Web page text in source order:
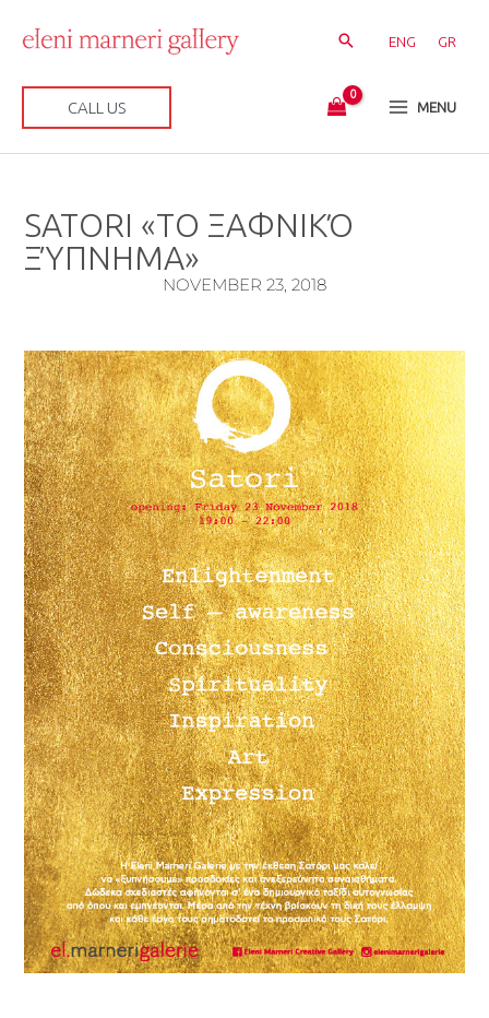
content
ENG GR
CALL US MENU
SATORI «ΤΟ ΞΑΦΝΙΚΌ
ΞΎΠΝΗΜΑ»
NOVEMBER 23, 2018